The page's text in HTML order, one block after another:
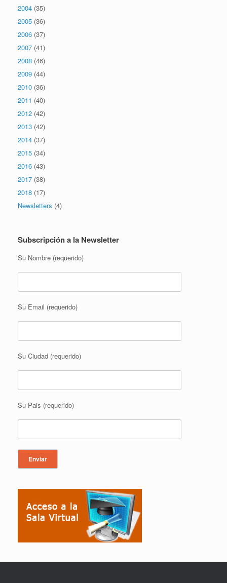
2004 (35)
2005 (36)
2006 (37)
2007 (41)
2008 (46)
2009 (44)
2010 (36)
2011 (40)
2012 (42)
2013 (42)
2014 (37)
2015 (34)
2016 (43)
2017 (38)
2018 (17)
Newsletters (4)
Subscripción a la Newsletter
Su Nombre (requerido)
Su Email (requerido)
Su Ciudad (requerido)
Su Pais (requerido)